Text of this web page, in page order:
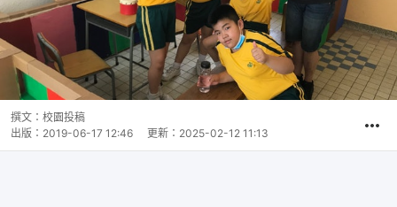
撰文： 校園投稿
出版： 2019-06-17 12:46 更新： 2025-02-12 11:13